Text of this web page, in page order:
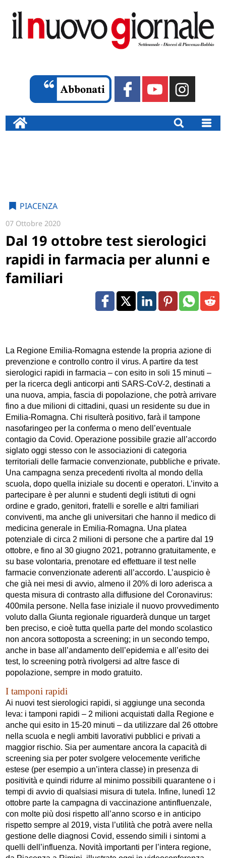
PIACENZA
07 Ottobre 2020
Dal 19 ottobre test sierologici
rapidi in farmacia per alunni e
familiari
La Regione Emilia-Romagna estende la propria azione di
prevenzione e controllo contro il virus. A partire da test
sierologici rapidi in farmacia – con esito in soli 15 minuti –
per la ricerca degli anticorpi anti SARS-CoV-2, destinati a
una nuova, ampia, fascia di popolazione, che potrà arrivare
fino a due milioni di cittadini, quasi un residente su due in
Emilia-Romagna. Chi risulterà positivo, farà il tampone
nasofaringeo per la conferma o meno dell’eventuale
contagio da Covid. Operazione possibile grazie all’accordo
siglato oggi stesso con le associazioni di categoria
territoriali delle farmacie convenzionate, pubbliche e private.
Una campagna senza precedenti rivolta al mondo della
scuola, dopo quella iniziale su docenti e operatori. L’invito a
partecipare è per alunni e studenti degli istituti di ogni
ordine e grado, genitori, fratelli e sorelle e altri familiari
conviventi, ma anche gli universitari che hanno il medico di
medicina generale in Emilia-Romagna. Una platea
potenziale di circa 2 milioni di persone che a partire dal 19
ottobre, e fino al 30 giugno 2021, potranno gratuitamente, e
su base volontaria, prenotare ed effettuare il test nelle
farmacie convenzionate aderenti all’accordo. L’auspicio è
che già nei mesi di avvio, almeno il 20% di loro aderisca a
questa misura di contrasto alla diffusione del Coronavirus:
400mila persone. Nella fase iniziale il nuovo provvedimento
voluto dalla Giunta regionale riguarderà dunque un target
ben preciso, e cioè tutta quella parte del mondo scolastico
non ancora sottoposta a screening; in un secondo tempo,
anche in base all’andamento dell’epidemia e all’esito dei
test, lo screening potrà rivolgersi ad altre fasce di
popolazione, sempre in modo gratuito.
I tamponi rapidi
Ai nuovi test sierologici rapidi, si aggiunge una seconda
leva: i tamponi rapidi – 2 milioni acquistati dalla Regione e
anche qui esito in 15-20 minuti – da utilizzare dal 26 ottobre
nella scuola e negli ambiti lavorativi pubblici e privati a
maggior rischio. Sia per aumentare ancora la capacità di
screening sia per poter svolgere velocemente verifiche
estese (per esempio a un’intera classe) in presenza di
positività e quindi ridurre al minimo possibili quarantene o i
tempi di avvio di qualsiasi misura di tutela. Infine, lunedì 12
ottobre parte la campagna di vaccinazione antinfluenzale,
con molte più dosi rispetto all’anno scorso e in anticipo
rispetto sempre al 2019, vista l’utilità che potrà avere nella
gestione delle diagnosi Covid, essendo simili i sintomi a
quelli dell’influenza. Novità importanti per l’intera regione,